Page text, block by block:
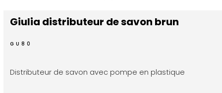
Giulia distributeur de savon brun
GU80
Distributeur de savon avec pompe en plastique